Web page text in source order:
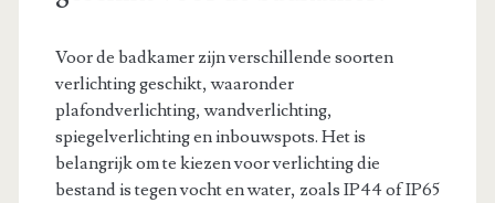
Voor de badkamer zijn verschillende soorten
verlichting geschikt, waaronder
plafondverlichting, wandverlichting,
spiegelverlichting en inbouwspots. Het is
belangrijk om te kiezen voor verlichting die
bestand is tegen vocht en water, zoals IP44 of IP65